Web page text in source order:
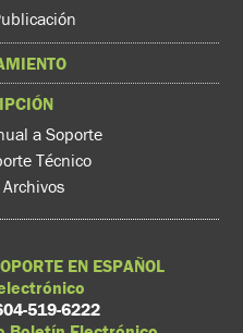
a Soporte
Técnico
EN ESPAÑOL
519-6222